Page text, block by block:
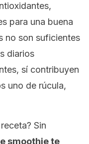
para una buena
no son suficientes
diarios
sí contribuyen
uno de rúcula,
Sin
smoothiete